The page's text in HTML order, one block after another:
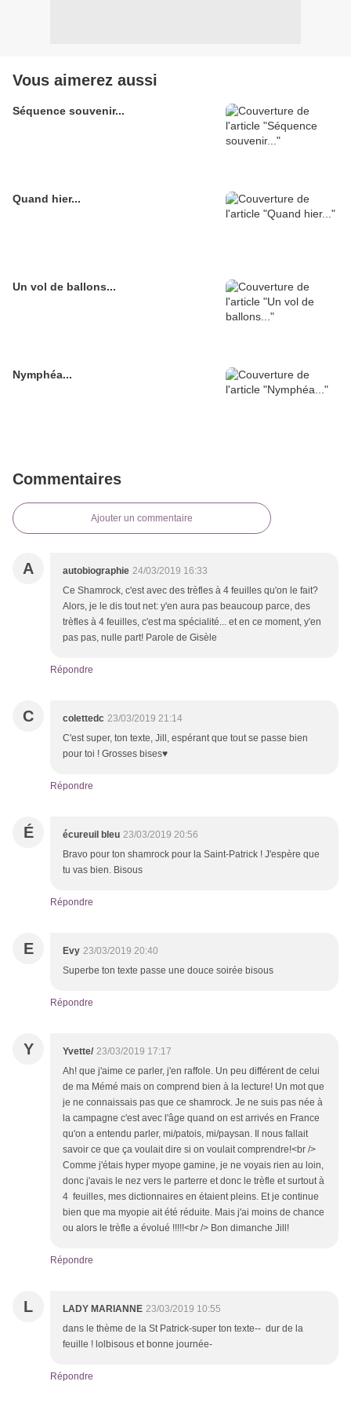
Vous aimerez aussi
Séquence souvenir...
Quand hier...
Un vol de ballons...
Nymphéa...
Commentaires
Ajouter un commentaire
A autobiographie 24/03/2019 16:33
Ce Shamrock, c'est avec des trèfles à 4 feuilles qu'on le fait?
Alors, je le dis tout net: y'en aura pas beaucoup parce, des
trèfles à 4 feuilles, c'est ma spécialité... et en ce moment, y'en
pas pas, nulle part! Parole de Gisèle
Répondre
C colettedc 23/03/2019 21:14
C'est super, ton texte, Jill, espérant que tout se passe bien
pour toi ! Grosses bises♥
Répondre
É écureuil bleu 23/03/2019 20:56
Bravo pour ton shamrock pour la Saint-Patrick ! J'espère que
tu vas bien. Bisous
Répondre
E Evy 23/03/2019 20:40
Superbe ton texte passe une douce soirée bisous
Répondre
Y Yvette/ 23/03/2019 17:17
Ah! que j'aime ce parler, j'en raffole. Un peu différent de celui
de ma Mémé mais on comprend bien à la lecture! Un mot que
je ne connaissais pas que ce shamrock. Je ne suis pas née à
la campagne c'est avec l'âge quand on est arrivés en France
qu'on a entendu parler, mi/patois, mi/paysan. Il nous fallait
savoir ce que ça voulait dire si on voulait comprendre!<br />
Comme j'étais hyper myope gamine, je ne voyais rien au loin,
donc j'avais le nez vers le parterre et donc le trèfle et surtout à
4 feuilles, mes dictionnaires en étaient pleins. Et je continue
bien que ma myopie ait été réduite. Mais j'ai moins de chance
ou alors le trèfle a évolué !!!!!<br /> Bon dimanche Jill!
Répondre
L LADY MARIANNE 23/03/2019 10:55
dans le thème de la St Patrick-super ton texte-- dur de la
feuille ! lolbisous et bonne journée-
Répondre